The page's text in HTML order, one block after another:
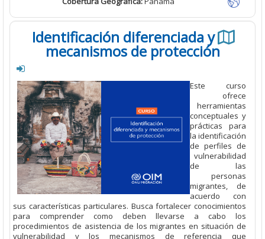
Identificación diferenciada y
mecanismos de protección
Este
prácticas
la
de perfiles
de
migrantes,
acuerdo
sus características particulares. Busca fortalecer
para comprender como deben llevarse a cabo
procedimientos de asistencia de los migrantes en
vulnerabilidad y los mecanismos de referencia